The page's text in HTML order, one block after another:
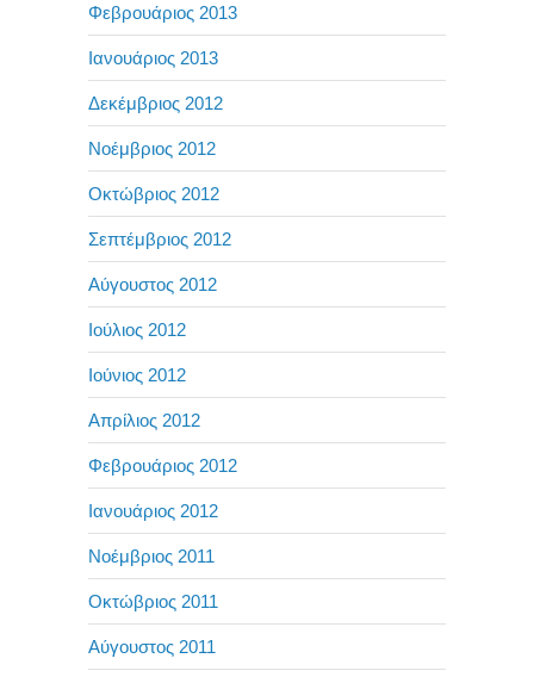
Φεβρουάριος 2013
Ιανουάριος 2013
Δεκέμβριος 2012
Νοέμβριος 2012
Οκτώβριος 2012
Σεπτέμβριος 2012
Αύγουστος 2012
Ιούλιος 2012
Ιούνιος 2012
Απρίλιος 2012
Φεβρουάριος 2012
Ιανουάριος 2012
Νοέμβριος 2011
Οκτώβριος 2011
Αύγουστος 2011